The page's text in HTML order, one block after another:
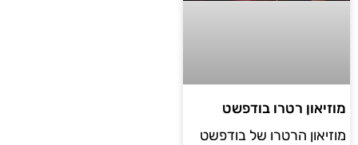
מוזיאון רטרו בודפשט
מוזיאון הרטרו של בודפשט